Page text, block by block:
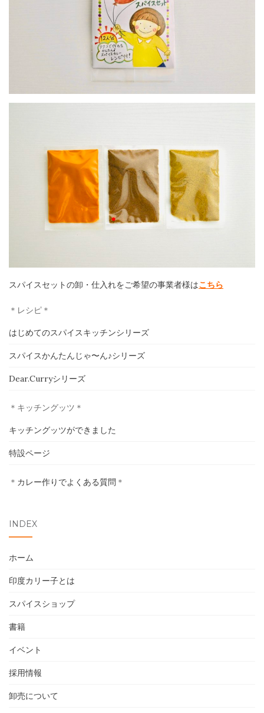
スパイスセットの卸・仕入れをご希望の事業者様はこちら
＊レシピ＊
はじめてのスパイスキッチンシリーズ
スパイスかんたんじゃ〜ん♪シリーズ
Dear.Curryシリーズ
＊キッチングッツ＊
キッチングッツができました
特設ページ
＊ カレー作りでよくある質問 ＊
INDEX
ホーム
印度カリー子とは
スパイスショップ
書籍
イベント
採用情報
卸売について